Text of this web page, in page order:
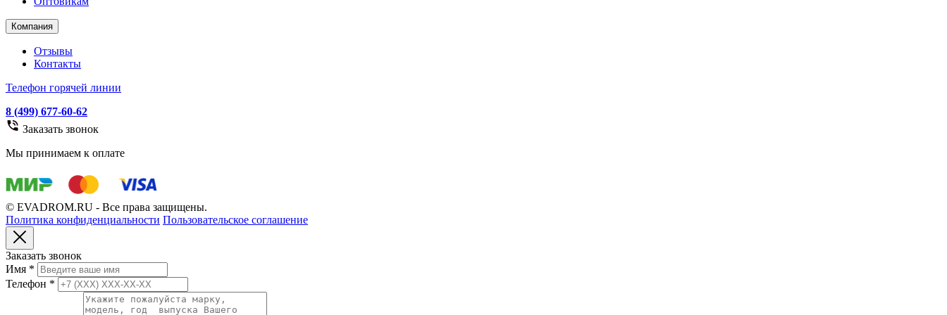
Компания
Отзывы
Контакты
Телефон горячей линии
8 (499) 677-60-62
Заказать звонок
Мы принимаем к оплате
© EVADROM.RU - Все права защищены.
Политика конфиденциальности Пользовательское соглашение
Заказать звонок
Имя *
Телефон *